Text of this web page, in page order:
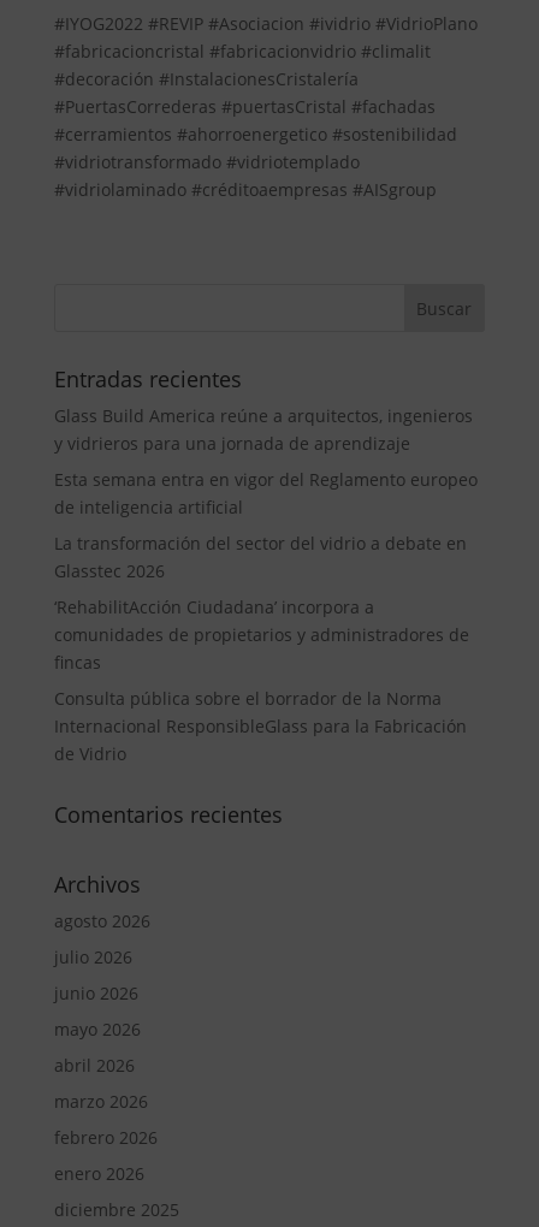
#IYOG2022 #REVIP #Asociacion #ividrio #VidrioPlano
#fabricacioncristal #fabricacionvidrio #climalit
#decoración #InstalacionesCristalería
#PuertasCorrederas #puertasCristal #fachadas
#cerramientos #ahorroenergetico #sostenibilidad
#vidriotransformado #vidriotemplado
#vidriolaminado #créditoaempresas #AISgroup
Entradas recientes
Glass Build America reúne a arquitectos, ingenieros
y vidrieros para una jornada de aprendizaje
Esta semana entra en vigor del Reglamento europeo
de inteligencia artificial
La transformación del sector del vidrio a debate en
Glasstec 2026
‘RehabilitAcción Ciudadana’ incorpora a
comunidades de propietarios y administradores de
fincas
Consulta pública sobre el borrador de la Norma
Internacional ResponsibleGlass para la Fabricación
de Vidrio
Comentarios recientes
Archivos
agosto 2026
julio 2026
junio 2026
mayo 2026
abril 2026
marzo 2026
febrero 2026
enero 2026
diciembre 2025